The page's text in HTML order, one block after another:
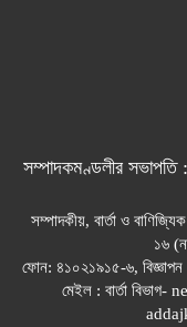
সম্পাদকমণ্ডলীর
সম্পাদকীয়, বার্তা ও
১৬
ফোন: ৪১০২১৯১৫-৬,
মেইল : বার্তা